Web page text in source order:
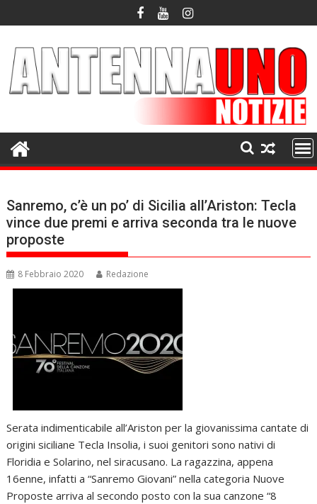
to
Sanremo, c’è un po’ di Sicilia all’Ariston: Tecla
vince due premi e arriva seconda tra le nuove
proposte
8 Febbraio 2020 Redazione
Serata indimenticabile all’Ariston per la giovanissima cantate di
origini siciliane Tecla Insolia, i suoi genitori sono nativi di
Floridia e Solarino, nel siracusano. La ragazzina, appena
16enne, infatti a “Sanremo Giovani” nella categoria Nuove
Proposte arriva al secondo posto con la sua canzone “8